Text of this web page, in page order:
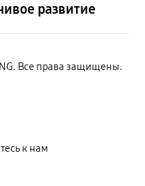
развитие
Все права защищены.
к нам